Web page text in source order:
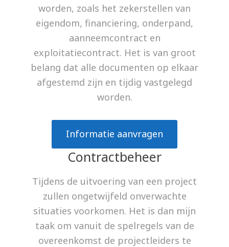
worden, zoals het zekerstellen van
eigendom, financiering, onderpand,
aanneemcontract en
exploitatiecontract. Het is van groot
belang dat alle documenten op elkaar
afgestemd zijn en tijdig vastgelegd
worden.
Informatie aanvragen
Contractbeheer
Tijdens de uitvoering van een project
zullen ongetwijfeld onverwachte
situaties voorkomen. Het is dan mijn
taak om vanuit de spelregels van de
overeenkomst de projectleiders te